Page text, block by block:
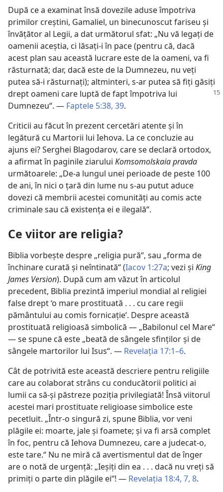
După ce a examinat însă dovezile aduse împotriva
primilor creştini, Gamaliel, un binecunoscut fariseu şi
învăţător al Legii, a dat următorul sfat: „Nu vă legaţi de
oamenii aceştia, ci lăsaţi-i în pace (pentru că, dacă
acest plan sau această lucrare este de la oameni, va fi
răsturnată; dar, dacă este de la Dumnezeu, nu veţi
putea să-i răsturnaţi); altminteri, s-ar putea să fiţi găsiţi
drept oameni care luptă defapt împotriva lui
Dumnezeu“. — Faptele 5:38, 39.
Criticii au făcut în prezent cercetări atente şi în
legătură cu Martorii lui Iehova. La ce concluzie au
ajuns ei? Serghei Blagodarov, care se declară ortodox,
a afirmat în paginile ziarului Komsomolskaia pravda
următoarele: „De-a lungul unei perioade de peste 100
de ani, în nici o ţară din lume nu s-au putut aduce
dovezi că membrii acestei comunităţi au comis acte
criminale sau că existenţa ei e ilegală“.
Ce viitor are religia?
Biblia vorbeşte despre „religia pură“, sau „forma de
închinare curată şi neîntinată“ (Iacov 1:27a; vezi şi King
James Version). După cum am văzut în articolul
precedent, Biblia prezintă imperiul mondial al religiei
false drept ‘o mare prostituată . . . cu care regii
pământului au comis fornicaţie’. Despre această
prostituată religioasă simbolică — „Babilonul cel Mare“
— se spune că este „beată de sângele sfinţilor şi de
sângele martorilor lui Isus“. — Revelaţia 17:1–6.
Cât de potrivită este această descriere pentru religiile
care au colaborat strâns cu conducătorii politici ai
lumii ca să-şi păstreze poziţia privilegiată! Însă viitorul
acestei mari prostituate religioase simbolice este
pecetluit. „Într-o singură zi, spune Biblia, vor veni
plăgile ei: moarte, jale şi foamete; şi va fi arsă complet
în foc, pentru că Iehova Dumnezeu, care a judecat-o,
este tare.“ Nu ne miră că avertismentul dat de înger
are o notă de urgenţă: „Ieşiţi din ea . . . dacă nu vreţi să
primiţi o parte din plăgile ei“! — Revelaţia 18:4, 7, 8.